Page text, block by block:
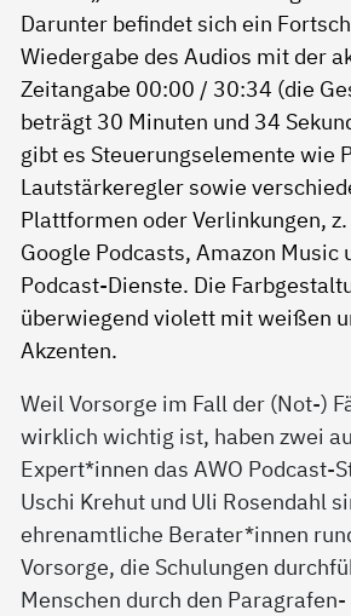
Weil Vorsorge im Fall der (Not-)
wirklich wichtig ist, haben zwei
Expert*innen das AWO Podcast-
Uschi Krehut und Uli Rosendahl
ehrenamtliche Berater*innen
Vorsorge, die Schulungen
Menschen durch den Paragrafen-